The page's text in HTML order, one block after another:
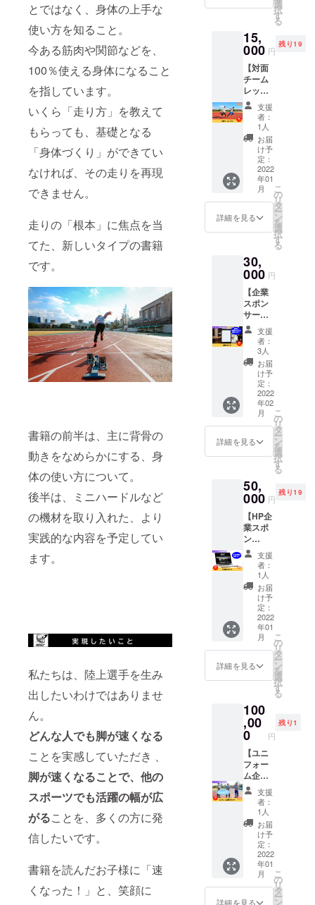
とではなく、身体の上手な
使い方を知ること。
今ある筋肉や関節などを、
100％使える身体になること
を指しています。
いくら「走り方」を教えて
もらっても、基礎となる
「身体づくり」ができてい
なければ、その走りを再現
できません。
走りの「根本」に焦点を当
てた、新しいタイプの書籍
です。
書籍の前半は、主に背骨の
動きをなめらかにする、身
体の使い方について。
後半は、ミニハードルなど
の機材を取り入れた、より
実践的な内容を予定してい
ます。
私たちは、陸上選手を生み
出したいわけではありませ
ん。
どんな人でも脚が速くなる
ことを実感していただき 、
脚が速くなることで、他の
スポーツでも活躍の幅が広
がることを、多くの方に発
信したいです。
書籍を読んだお子様に「速
くなった！」と、笑顔に
なたの
企業名
を実業
団チー
ム
「NEX
US
ATHLE
CLUB
」の
チームT
シャツ
でPRで
きま
す。 さ
らに、
チームT
りさせ
ていた
だきま
す。 20
社限定
です。
《実業
団チー
「NEX
ATHLE
CLUB
」につ
創部初
年度の
日本実
業団選
手権に
て
4×100
mR、
4×400
mRにて
10位に
なり、
来年度
は6位入
賞を目
標にし
ていま
掲載内
容は
合せさ
せてい
ただき
ます。
※掲載期
間は
2022年
4月から
1年間で
す。 ※T
シャツ
の送料
込みの
お値段
です。
ブース
できま
す。 20
社限定
です。
※日程・
場所な
ど詳細
はメー
ルにて
連絡さ
せてい
ただき
ます。
※有効期
間は
2022年
1月から
選
択
す
る
15,
000 円
残り19
【対面
チーム
レッス
ン】 一
般社団
法人
NEXUS
の対面
チーム
レッス
ンを60
分間受
講でき
る権利
です。
20チー
です。
※1チー
ムの参
加人数
の上限
はあり
ませ
ん。 ※
日程・
場所な
ど詳細
はメー
ルにて
調整さ
せてい
ただき
ます。
1月から
1年間
で、そ
のうち1
回ご利
用いた
だけま
す。 ※
現地ま
での交
通費は
別途必
要とな
りま
す。 ※
実施場
所は大
支援
者：
1人
お届
け予
定：
2022
年01
月
詳細を見る
こ
の
リ
タ
ー
ン
を
選
択
す
る
30,
000 円
【企業
スポン
サー】
電子書
籍「現
役アス
リート
が教え
る走り
のポイ
ント」
の企業
スポン
サーに
なれる
権利で
子書籍
「現役
アス
リート
が教え
る走り
のポイ
ント」
に企業
スポン
サーと
して企
業名と
企業の
ホーム
ページ
のURL
きま
す。 ま
た、イ
ンスタ
グラム
であな
たの企
業情報
を発信
させて
いただ
きま
す。 あ
なたの
企業名
を電子
書籍と
インス
支援
者：
3人
お届
け予
定：
2022
年02
月
詳細を見る
こ
の
リ
タ
ー
ン
を
選
択
す
る
50,
000 円
残り19
【HP企
業スポ
ン
サー】
一般社
団法人
NEXUS
のHP企
業スポ
ンサー
になれ
る権利
です。
一般社
団法人
NEXUS
する実
業団
チーム
「NEX
US
ATHLE
TE
CLUB
」の活
動スポ
ンサー
とし
て、HP
に企業
名を掲
載させ
ていた
だきま
支援
者：
1人
お届
け予
定：
2022
年01
月
詳細を見る
こ
の
リ
タ
ー
ン
を
選
択
す
る
100
,00
0 円
残り1
【ユニ
フォー
ム企業
スポン
サー】
一般社
団法人
NEXUS
のユニ
フォー
ム企業
スポン
サーに
なれる
支援
者：
1人
お届
け予
定：
2022
年01
月
詳細を見る
こ
の
リ
タ
ー
ン